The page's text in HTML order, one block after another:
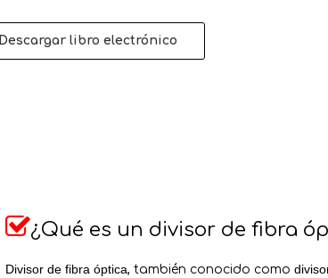
Descargar libro electrónico
¿Qué es un divisor de fibra
Divisor de fibra óptica, también conocido como